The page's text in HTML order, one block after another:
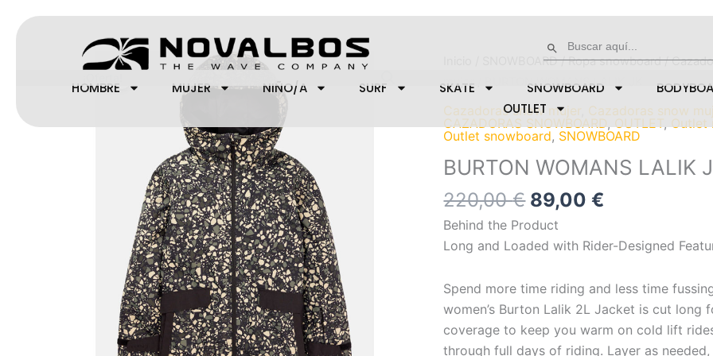
Botón de búsqueda
HOMBRE MUJER NIÑO/A SURF SKATE SNOWBOARD
OUTLET
SNOWBOARD/Ropa snowboard/
Cazadoras snow mujer Cazadoras snow
CAZADORAS SNOWBOARD OUTLET Outlet
Outlet snowboard, SNOWBOARD
BURTON WOMANS LALIK
220,00€
El
precio
original
era:
220,00 €.
89,00€
El
precio
actual
es:
89,00 €.
Behind the Product
Long and Loaded with Rider-Designed
Spend more time riding and less time
women’s Burton Lalik 2L Jacket is cut long
coverage to keep you warm on cold lift
through full days of riding. Layer as needed,
JK
cantidad